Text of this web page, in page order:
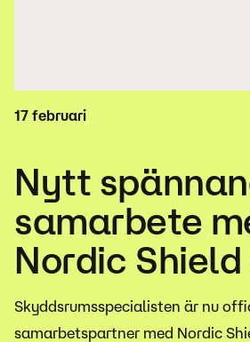
17 februari
Nytt
samarbete
Nordic Shield
Skyddsrumsspecialisten är nu
samarbetspartner med Nordic